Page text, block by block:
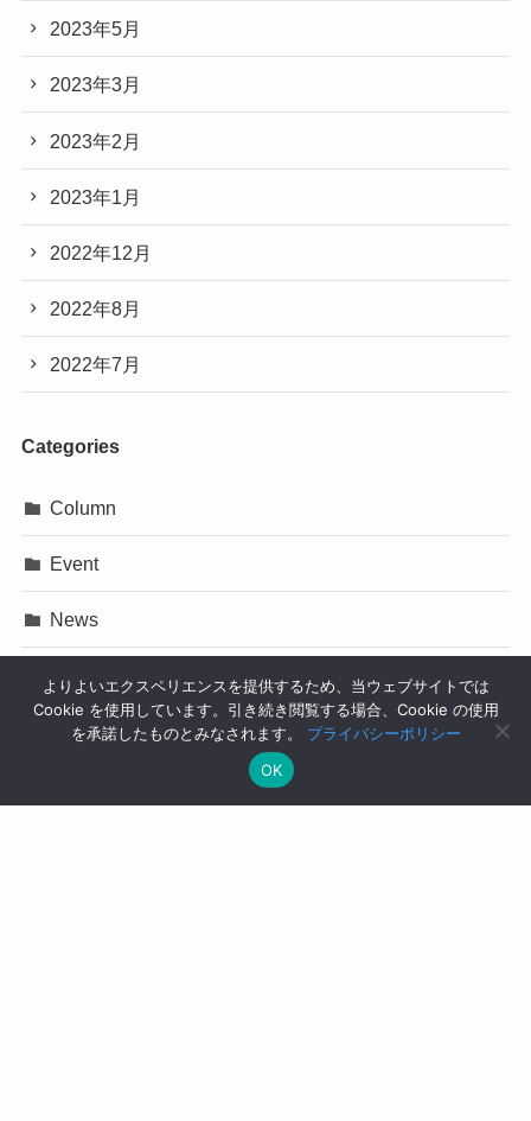
2023年5月
2023年3月
2023年2月
2023年1月
2022年12月
2022年8月
2022年7月
Categories
Column
Event
News
Press Release
イベント
よりよいエクスペリエンスを提供するため、当ウェブサイトでは
Cookie を使用しています。引き続き閲覧する場合、Cookie の使用
を承諾したものとみなされます。 プライバシーポリシー
OK